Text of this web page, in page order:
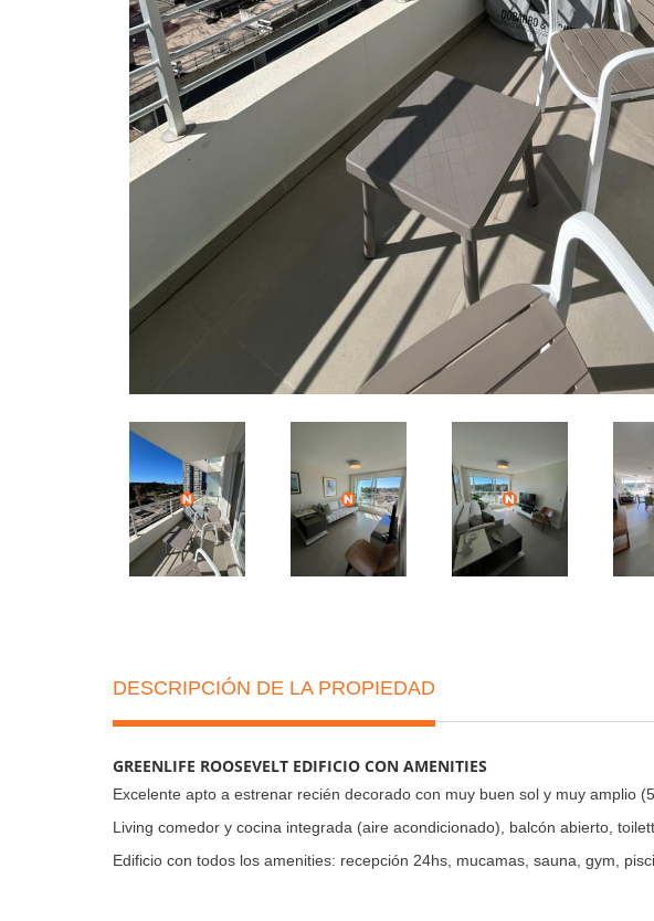
DESCRIPCIÓN DE LA PROPIEDAD
GREENLIFE ROOSEVELT EDIFICIO CON AMENITIES
Excelente apto a estrenar recién decorado con muy buen sol y muy amplio
Living comedor y cocina integrada (aire acondicionado), balcón abierto,
Edificio con todos los amenities: recepción 24hs, mucamas, sauna, gym,